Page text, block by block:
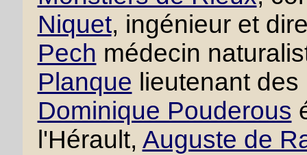
Niquet, ingénieur et
Pech médecin
Planque lieutenant
Dominique Pouderous
l'Hérault, Auguste de